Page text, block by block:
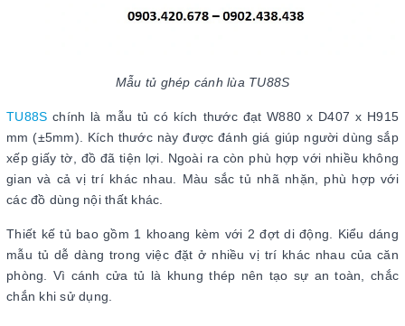
Mẫu tủ ghép cánh lùa TU88S
TU88S chính là mẫu tủ có kích thước đạt W880 x D407 x H915
mm (±5mm). Kích thước này được đánh giá giúp người dùng sắp
xếp giấy tờ, đồ đã tiện lợi. Ngoài ra còn phù hợp với nhiều không
gian và cả vị trí khác nhau. Màu sắc tủ nhã nhặn, phù hợp với
các đồ dùng nội thất khác.
Thiết kế tủ bao gồm 1 khoang kèm với 2 đợt di động. Kiểu dáng
mẫu tủ dễ dàng trong việc đặt ở nhiều vị trí khác nhau của căn
phòng. Vì cánh cửa tủ là khung thép nên tạo sự an toàn, chắc
chắn khi sử dụng.